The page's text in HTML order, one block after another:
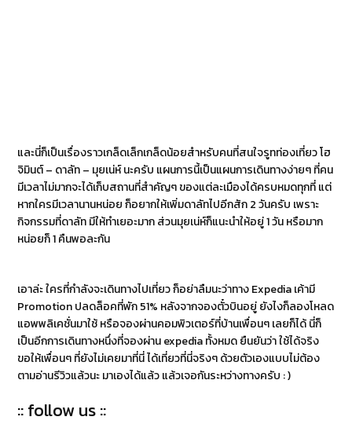
และนี่ก็เป็นเรื่องราวเกล็ดเล็กเกล็ดน้อยสำหรับคนที่สนใจรูทท่องเที่ยว โฮ
จิมินต์ – ดาลัท – มุยเน่ห์ นะครับ แผนการนี้เป็นแผนการเดินทางง่ายๆ ที่คน
มีเวลาไม่มากจะได้เก็บสถานที่สำคัญๆ ของแต่ละเมืองได้ครบหมดทุกที่ แต่
หากใครมีเวลานานหน่อย ก็อยากให้เพิ่มดาลัทไปอีกสัก 2 วันครับ เพราะ
กิจกรรมที่ดาลัท มีให้ทำเยอะมาก ส่วนมุยเน่ห์ก็แนะนำให้อยู่ 1 วัน หรือมาก
หน่อยก็ 1 คืนพอละกัน
เอาล่ะ ใครที่กำลังจะเดินทางไปเที่ยว ก็อย่าลืมนะว่าทาง Expedia เค้ามี
Promotion ปลดล็อคที่พัก 51% หลังจากจองตั๋วบินอยู่ ยังไงก็ลองโหลด
แอพพลิเคชั่นมาใช้ หรือจองผ่านคอมพิวเตอร์ที่บ้านเพื่อนๆ เลยก็ได้ นี่ก็
เป็นอีกการเดินทางหนึ่งที่จองผ่าน expedia ทั้งหมด ยืนยันว่า ใช้ได้จริง
ขอให้เพื่อนๆ ที่ยังไม่เคยมาที่นี่ ได้เที่ยวที่นี่จริงๆ ด้วยตัวเองแบบไม่ต้อง
ตามอ่านรีวิวแล้วนะ มาเองได้แล้ว แล้วเจอกันระหว่างทางครับ : )
:: follow us ::